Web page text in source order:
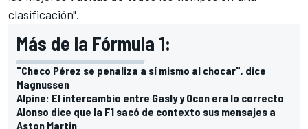
clasificación".
Más de la Fórmula 1:
"Checo Pérez se penaliza a sí mismo al chocar", dice
Magnussen
Alpine: El intercambio entre Gasly y Ocon era lo correcto
Alonso dice que la F1 sacó de contexto sus mensajes a
Aston Martin